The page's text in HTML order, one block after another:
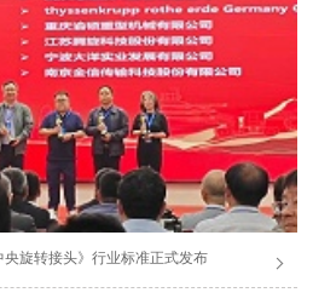
旋转接头》行业标准正式发布